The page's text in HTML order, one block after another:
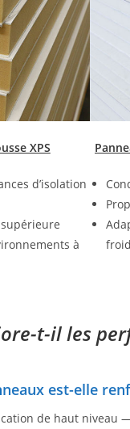
XPS
d’isolation
à
froid
t-il les
est-elle
de haut